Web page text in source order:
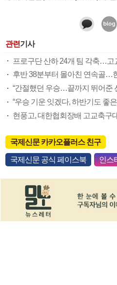
관련기사
프로구단 산하 24개 팀 각축…고
후반 38분부터 몰아친 연속골…
“간절했던 우승…끝까지 뛰어준
“우승 기운 잇겠다, 하반기도 좋
현풍고, 대한협회장배 고교축구
국제신문 카카오플러스 친구
국제신문 공식 페이스북 인스